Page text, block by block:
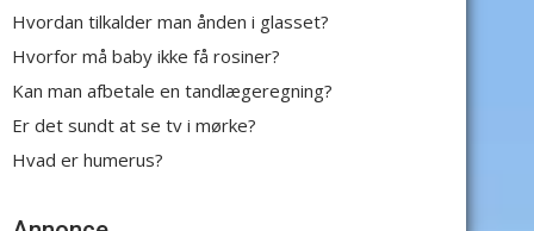
Hvordan tilkalder man ånden i glasset?
Hvorfor må baby ikke få rosiner?
Kan man afbetale en tandlægeregning?
Er det sundt at se tv i mørke?
Hvad er humerus?